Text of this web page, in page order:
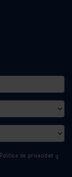
Política de privacidad y